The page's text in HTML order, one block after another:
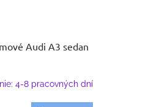
Audi A3 sedan
4-8 pracovných dní